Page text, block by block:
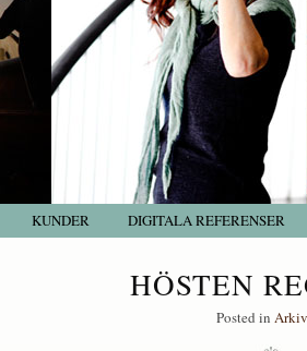
KUNDER DIGITALA REFERENSER
HÖSTEN
Posted in Arkiv